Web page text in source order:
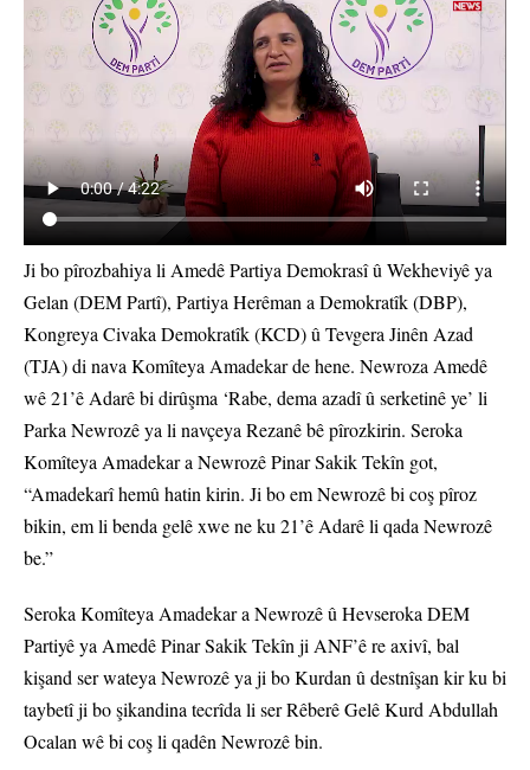
Ji bo pîrozbahiya li Amedê Partiya Demokrasî û Wekheviyê ya
Gelan (DEM Partî), Partiya Herêman a Demokratîk (DBP),
Kongreya Civaka Demokratîk (KCD) û Tevgera Jinên Azad
(TJA) di nava Komîteya Amadekar de hene. Newroza Amedê
wê 21’ê Adarê bi dirûşma ‘Rabe, dema azadî û serketinê ye’ li
Parka Newrozê ya li navçeya Rezanê bê pîrozkirin. Seroka
Komîteya Amadekar a Newrozê Pinar Sakik Tekîn got,
“Amadekarî hemû hatin kirin. Ji bo em Newrozê bi coş pîroz
bikin, em li benda gelê xwe ne ku 21’ê Adarê li qada Newrozê
be.”
Seroka Komîteya Amadekar a Newrozê û Hevseroka DEM
Partiyê ya Amedê Pinar Sakik Tekîn ji ANF’ê re axivî, bal
kişand ser wateya Newrozê ya ji bo Kurdan û destnîşan kir ku bi
taybetî ji bo şikandina tecrîda li ser Rêberê Gelê Kurd Abdullah
Ocalan wê bi coş li qadên Newrozê bin.